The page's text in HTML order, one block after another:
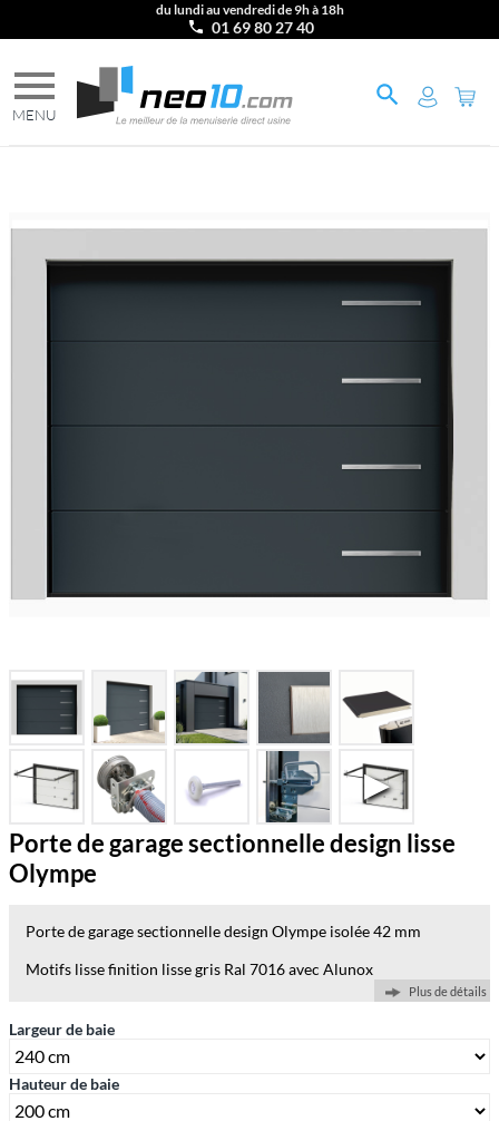
du lundi au vendredi de 9h à 18h
01 69 80 27 40
Porte de garage sectionnelle design lisse
Olympe
Porte de garage sectionnelle design Olympe isolée 42 mm
Motifs lisse finition lisse gris Ral 7016 avec Alunox
Plus de détails
Largeur de baie
Hauteur de baie